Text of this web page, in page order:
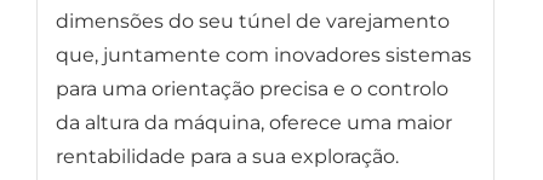
dimensões do seu túnel de varejamento
que, juntamente com inovadores sistemas
para uma orientação precisa e o controlo
da altura da máquina, oferece uma maior
rentabilidade para a sua exploração.